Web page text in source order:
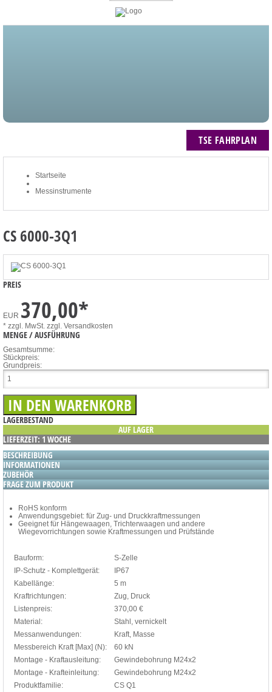
TSE FAHRPLAN
Startseite
Messinstrumente
CS 6000-3Q1
PREIS
EUR 370,00*
* zzgl. MwSt. zzgl. Versandkosten
MENGE / AUSFÜHRUNG
Gesamtsumme:
Stückpreis:
Grundpreis:
LAGERBESTAND
AUF LAGER
LIEFERZEIT: 1 WOCHE
BESCHREIBUNG
INFORMATIONEN
ZUBEHÖR
FRAGE ZUM PRODUKT
RoHS konform
Anwendungsgebiet: für Zug- und Druckkraftmessungen
Geeignet für Hängewaagen, Trichterwaagen und andere
Wiegevorrichtungen sowie Kraftmessungen und Prüfstände
Bauform:
S-Zelle
IP-Schutz - Komplettgerät:
IP67
Kabellänge:
5 m
Kraftrichtungen:
Zug, Druck
Listenpreis:
370,00 €
Material:
Stahl, vernickelt
Messanwendungen:
Kraft, Masse
Messbereich Kraft [Max] (N):
60 kN
Montage - Kraftausleitung:
Gewindebohrung M24x2
Montage - Krafteinleitung:
Gewindebohrung M24x2
Produktfamilie:
CS Q1